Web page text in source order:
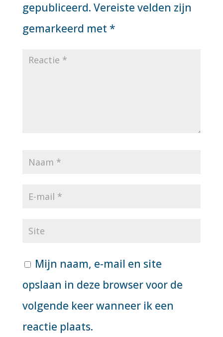
gepubliceerd. Vereiste velden zijn
gemarkeerd met *
Mijn naam, e-mail en site
opslaan in deze browser voor de
volgende keer wanneer ik een
reactie plaats.